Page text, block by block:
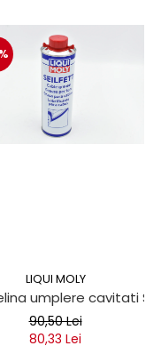
LIQUI MOLY
umplere cavitati
90,50 Lei
80,33 Lei